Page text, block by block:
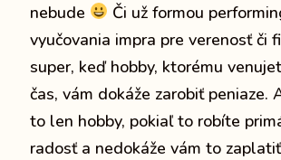
nebude
Či už formou
vyučovania impra pre verenosť či
super, keď hobby, ktorému
čas, vám dokáže zarobiť peniaze.
to len hobby, pokiaľ to robíte
radosť a nedokáže vám to